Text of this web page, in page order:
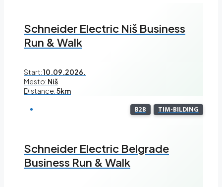
Schneider Electric Niš Business
Run & Walk
Start:10.09.2026.
Mesto: Niš
Distance:5km
B2B TIM-BILDING
Schneider Electric Belgrade
Business Run & Walk